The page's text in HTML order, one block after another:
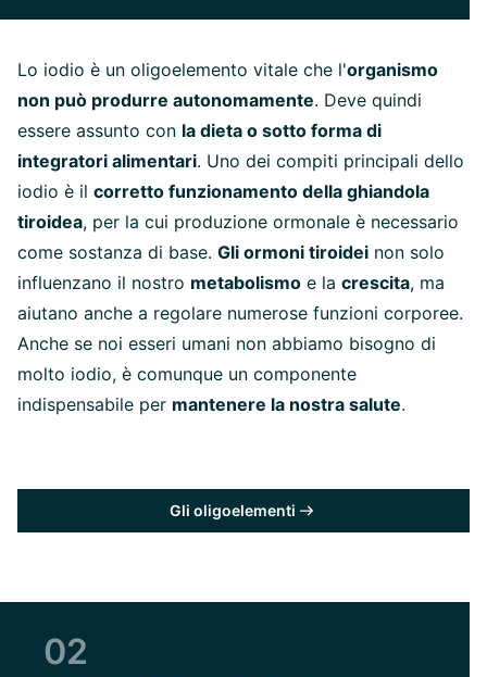
Lo iodio è un oligoelemento vitale che l'organismo
non può produrre autonomamente. Deve quindi
essere assunto con la dieta o sotto forma di
integratori alimentari. Uno dei compiti principali dello
iodio è il corretto funzionamento della ghiandola
tiroidea, per la cui produzione ormonale è necessario
come sostanza di base. Gli ormoni tiroidei non solo
influenzano il nostro metabolismo e la crescita, ma
aiutano anche a regolare numerose funzioni corporee.
Anche se noi esseri umani non abbiamo bisogno di
molto iodio, è comunque un componente
indispensabile per mantenere la nostra salute.
Gli oligoelementi
02